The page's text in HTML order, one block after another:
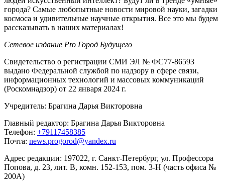
города? Самые любопытные новости мировой науки, загадки
космоса и удивительные научные открытия. Все это мы будем
рассказывать в наших материалах!
Сетевое издание Pro Город Будущего
Свидетельство о регистрации СМИ ЭЛ № ФС77-86593
выдано Федеральной службой по надзору в сфере связи,
информационных технологий и массовых коммуникаций
(Роскомнадзор) от 22 января 2024 г.
Учредитель: Брагина Дарья Викторовна
Главный редактор: Брагина Дарья Викторовна
Телефон: +79117458385
Почта: news.progorod@yandex.ru
Адрес редакции: 197022, г. Санкт-Петербург, ул. Профессора
Попова, д. 23, лит. В, комн. 152-153, пом. 3-Н (часть офиса №
200А)